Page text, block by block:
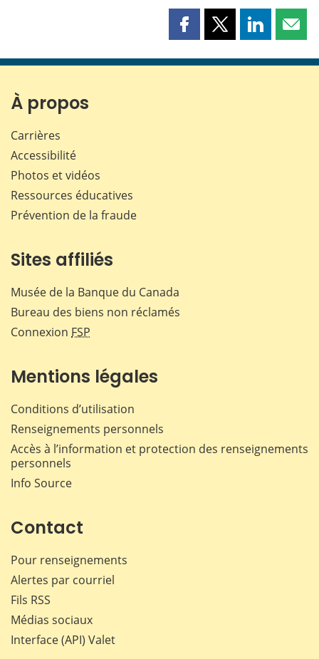
Partager
page
Partager
page
Partager
page page
À propos
Carrières
Accessibilité
Photos et vidéos
Ressources éducatives
Prévention de la fraude
Sites affiliés
Musée de la Banque du Canada
Bureau des biens non réclamés
Connexion FSP
Mentions légales
Conditions d’utilisation
Renseignements personnels
Accès à l’information et protection des renseignements
personnels
Info Source
Contact
Pour renseignements
Alertes par courriel
Fils RSS
Médias sociaux
Interface (API) Valet